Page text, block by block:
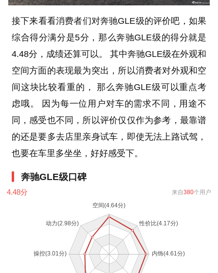
接下来看看消费者们对奔驰GLE级的评价吧，如果
综合得分满分是5分，那么奔驰GLE级的得分就是
4.48分，成绩还算可以。 其中奔驰GLE级在外观和
空间方面的表现最为突出，所以消费者对外观和空
间这块比较看重的， 那么奔驰GLE级可以重点考
虑哦。 因为每一位用户对车的需求不同，用途不
同，感受也不同，所以评价仅仅作为参考，最靠谱
的还是要多去店里亲身试车，即使无法上路试驾，
也要在车里多坐坐，好好感受下。
奔驰GLE级口碑
4.48分 来自380个用户